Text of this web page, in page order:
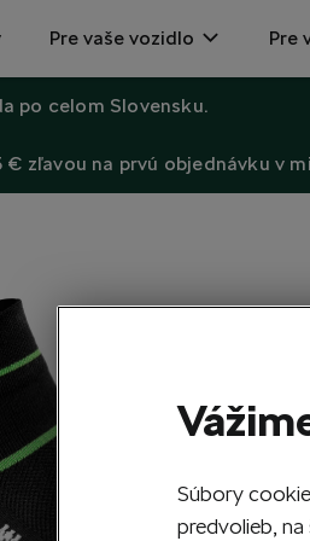
Pre vaše vozidlo Pre
po celom Slovensku.
zľavou na prvú objednávku v
Súbory
predvolieb,